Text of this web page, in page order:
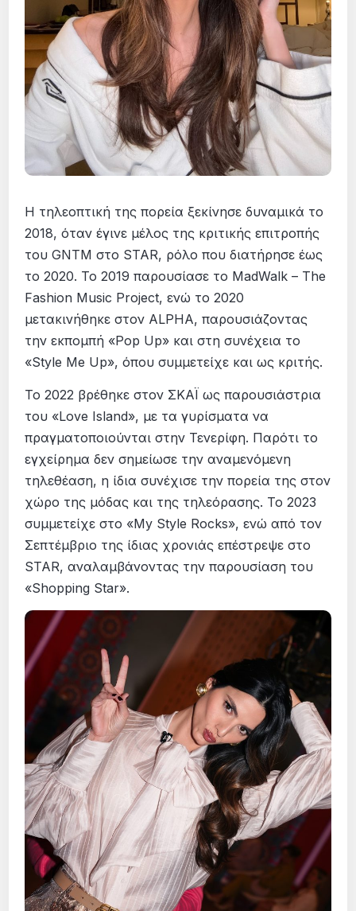
Η τηλεοπτική της πορεία ξεκίνησε δυναμικά το
2018, όταν έγινε μέλος της κριτικής επιτροπής
του GNTM στο STAR, ρόλο που διατήρησε έως
το 2020. Το 2019 παρουσίασε το MadWalk – The
Fashion Music Project, ενώ το 2020
μετακινήθηκε στον ALPHA, παρουσιάζοντας
την εκπομπή «Pop Up» και στη συνέχεια το
«Style Me Up», όπου συμμετείχε και ως κριτής.
Το 2022 βρέθηκε στον ΣΚΑΪ ως παρουσιάστρια
του «Love Island», με τα γυρίσματα να
πραγματοποιούνται στην Τενερίφη. Παρότι το
εγχείρημα δεν σημείωσε την αναμενόμενη
τηλεθέαση, η ίδια συνέχισε την πορεία της στον
χώρο της μόδας και της τηλεόρασης. Το 2023
συμμετείχε στο «My Style Rocks», ενώ από τον
Σεπτέμβριο της ίδιας χρονιάς επέστρεψε στο
STAR, αναλαμβάνοντας την παρουσίαση του
«Shopping Star».